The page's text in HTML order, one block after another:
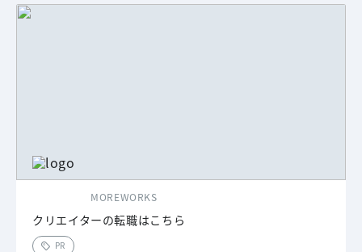
MOREWORKS
クリエイターの転職はこちら
PR